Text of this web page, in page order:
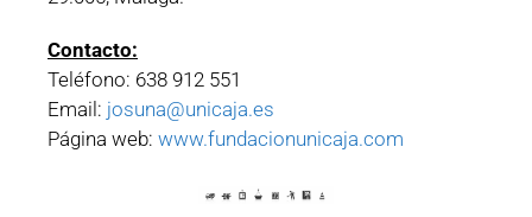
Contacto:
Teléfono: 638 912 551
Email: josuna@unicaja.es
Página web: www.fundacionunicaja.com